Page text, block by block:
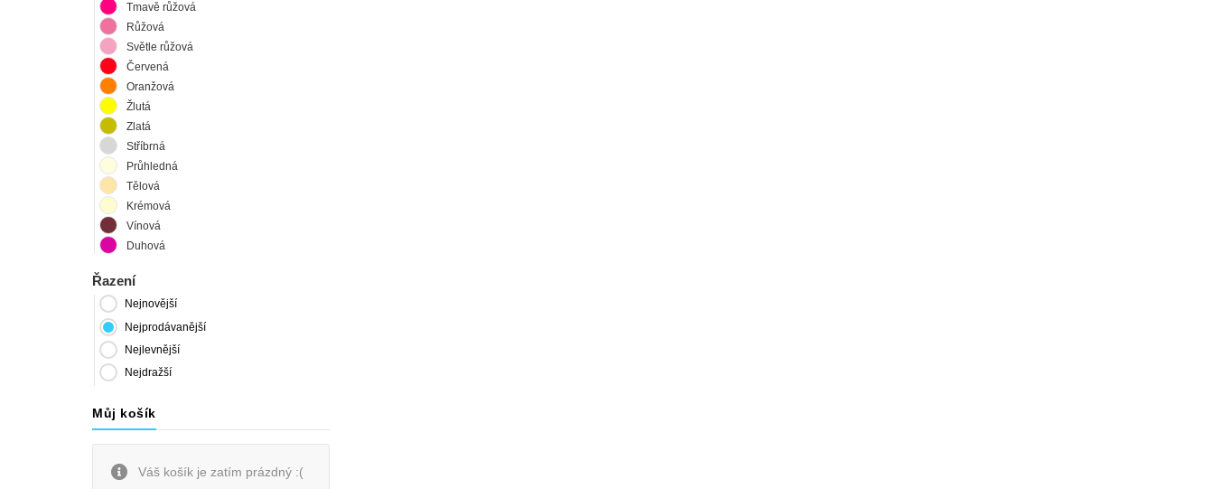
Tmavě růžová
Růžová
Světle růžová
Červená
Oranžová
Žlutá
Zlatá
Stříbrná
Průhledná
Tělová
Krémová
Vínová
Duhová
Řazení
Nejnovější
Nejprodávanější
Nejlevnější
Nejdražší
Můj košík
Váš košík je zatím prázdný :(